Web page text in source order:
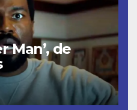
Man’, de